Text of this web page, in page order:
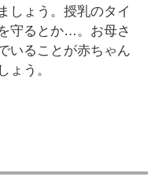
しょう。授乳のタイ
守るとか…。お母さ
いることが赤ちゃん
ょう。